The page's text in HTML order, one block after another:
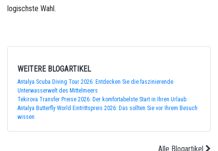
logischste Wahl.
WEITERE BLOGARTIKEL
Antalya Scuba Diving Tour 2026: Entdecken Sie die faszinierende
Unterwasserwelt des Mittelmeers
Tekirova Transfer Preise 2026: Der komfortabelste Start in Ihren Urlaub
Antalya Butterfly World Eintrittspreis 2026: Das sollten Sie vor Ihrem Besuch
wissen
Alle Blogartikel